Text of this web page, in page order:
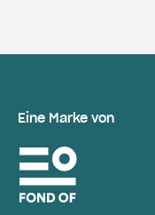
Eine Marke von